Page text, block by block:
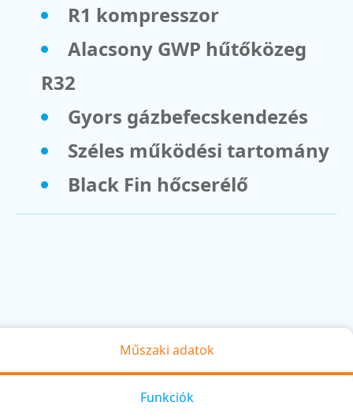
R1 kompresszor
Alacsony GWP hűtőközeg
R32
Gyors gázbefecskendezés
Széles működési tartomány
Black Fin hőcserélő
Műszaki adatok
Funkciók